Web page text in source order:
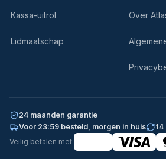
Kassa-uitrol
Lidmaatschap
Over
24 maanden garantie
Voor 23:59 besteld, morgen in huis
Veilig betalen met: